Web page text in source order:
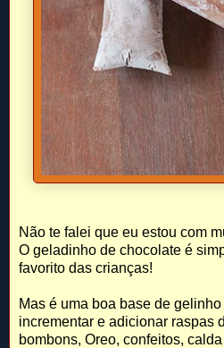
Não te falei que eu estou com
O geladinho de chocolate é
favorito das crianças!
Mas é uma boa base de
incrementar e adicionar raspas
bombons, Oreo, confeitos,